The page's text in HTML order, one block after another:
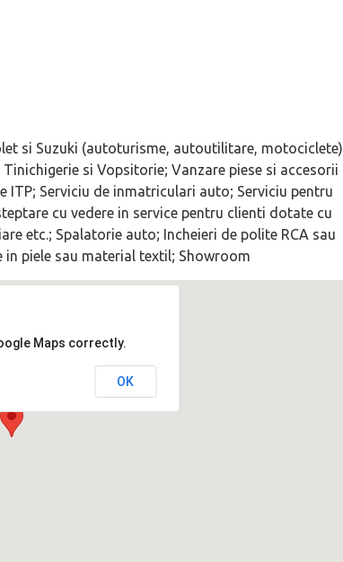
si Suzuki (autoturisme, autoutilitare, motociclete)
si Vopsitorie; Vanzare piese si accesorii
Serviciu de inmatriculari auto; Serviciu pentru
cu vedere in service pentru clienti dotate cu
etc.; Spalatorie auto; Incheieri de polite RCA sau
piele sau material textil; Showroom
Maps correctly.
OK